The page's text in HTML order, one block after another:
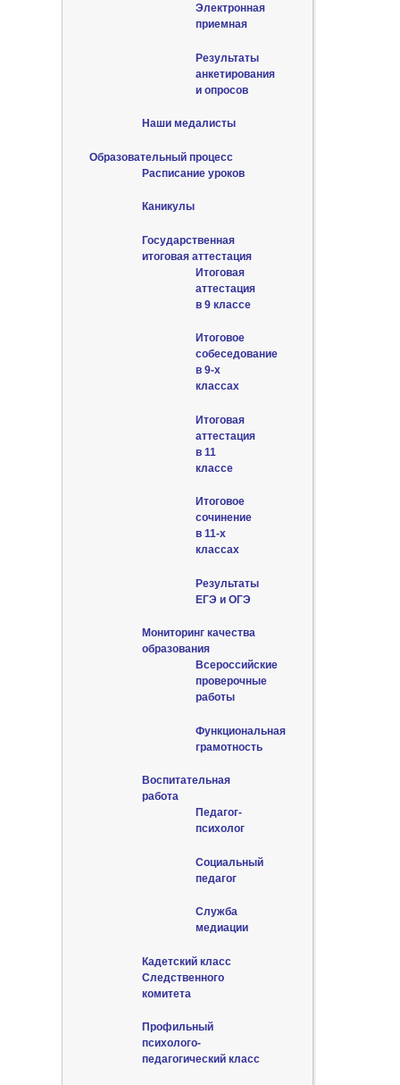
Электронная
приемная
Результаты
анкетирования
и опросов
Наши медалисты
Образовательный процесс
Расписание уроков
Каникулы
Государственная
итоговая аттестация
Итоговая
аттестация
в 9 классе
Итоговое
собеседование
в 9-х
классах
Итоговая
аттестация
в 11
классе
Итоговое
сочинение
в 11-х
классах
Результаты
ЕГЭ и ОГЭ
Мониторинг качества
образования
Всероссийские
проверочные
работы
Функциональная
грамотность
Воспитательная
работа
Педагог-
психолог
Социальный
педагог
Служба
медиации
Кадетский класс
Следственного
комитета
Профильный
психолого-
педагогический класс